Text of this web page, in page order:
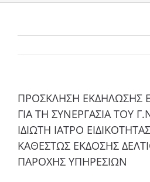
ΠΡΟΣΚΛΗΣΗ ΕΚΔΗΛΩΣΗΣ
ΓΙΑ ΤΗ ΣΥΝΕΡΓΑΣΙΑ ΤΟΥ
ΙΔΙΩΤΗ ΙΑΤΡΟ
ΚΑΘΕΣΤΩΣ ΕΚΔΟΣΗΣ
ΠΑΡΟΧΗΣ ΥΠΗΡΕΣΙΩΝ